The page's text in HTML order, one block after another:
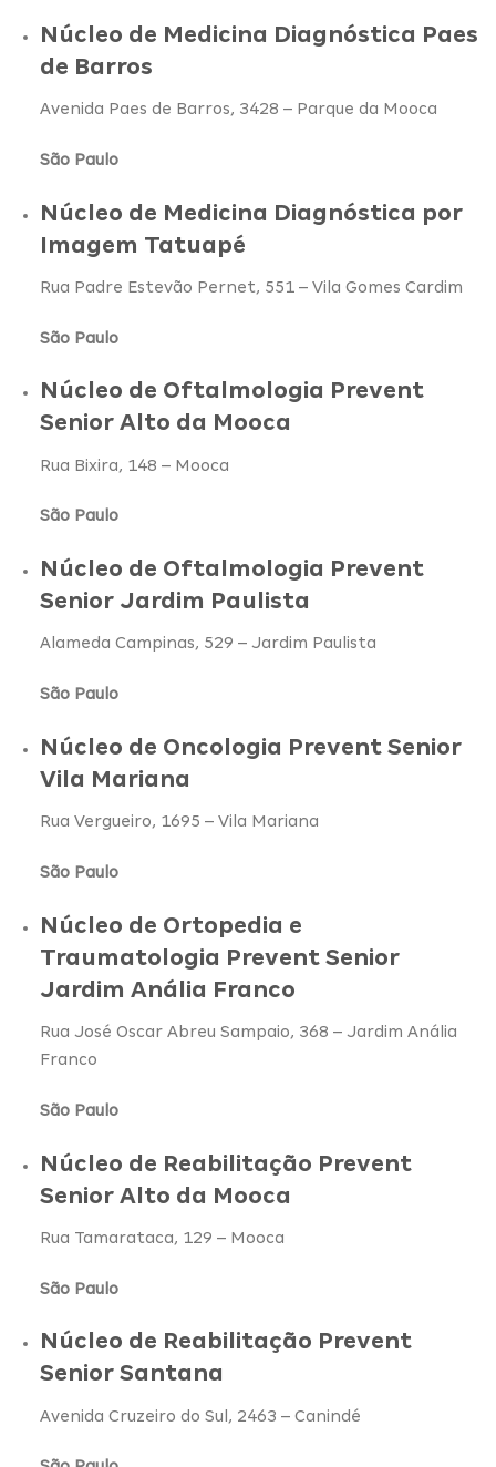
Núcleo de Medicina Diagnóstica Paes
de Barros
Avenida Paes de Barros, 3428 – Parque da Mooca
São Paulo
Núcleo de Medicina Diagnóstica por
Imagem Tatuapé
Rua Padre Estevão Pernet, 551 – Vila Gomes Cardim
São Paulo
Núcleo de Oftalmologia Prevent
Senior Alto da Mooca
Rua Bixira, 148 – Mooca
São Paulo
Núcleo de Oftalmologia Prevent
Senior Jardim Paulista
Alameda Campinas, 529 – Jardim Paulista
São Paulo
Núcleo de Oncologia Prevent Senior
Vila Mariana
Rua Vergueiro, 1695 – Vila Mariana
São Paulo
Núcleo de Ortopedia e
Traumatologia Prevent Senior
Jardim Anália Franco
Rua José Oscar Abreu Sampaio, 368 – Jardim Anália
Franco
São Paulo
Núcleo de Reabilitação Prevent
Senior Alto da Mooca
Rua Tamarataca, 129 – Mooca
São Paulo
Núcleo de Reabilitação Prevent
Senior Santana
Avenida Cruzeiro do Sul, 2463 – Canindé